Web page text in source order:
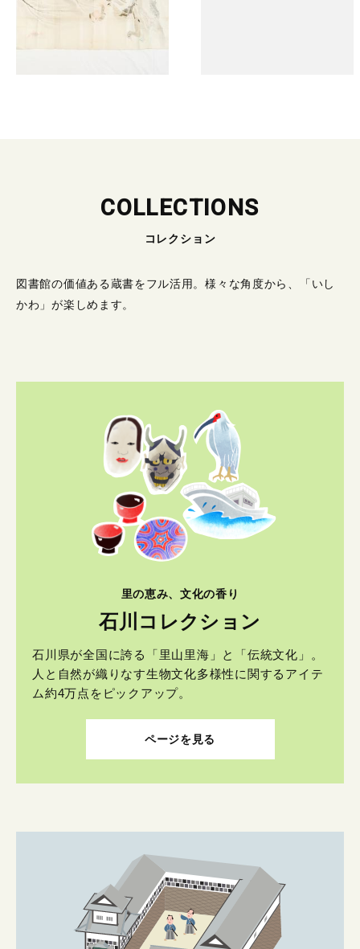
COLLECTIONS
コレクション
図書館の価値ある蔵書をフル活用。様々な角度から、「いし
かわ」が楽しめます。
里の恵み、文化の香り
石川コレクション
石川県が全国に誇る「里山里海」と「伝統文化」。
人と自然が織りなす生物文化多様性に関するアイテ
ム約4万点をピックアップ。
ページを見る